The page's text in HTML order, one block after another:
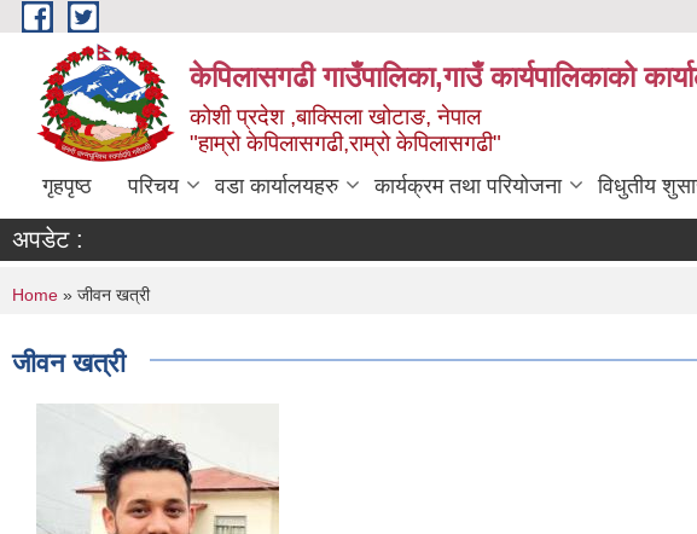
Skip to main content
केपिलासगढी गाउँपालिका,गाउँ कार्यपालिकाको
कोशी प्रदेश ,बाक्सिला खोटाङ, नेपाल
"हाम्रो केपिलासगढी,राम्रो केपिलासगढी"
गृहपृष्ठ परिचय वडा कार्यालयहरु कार्यक्रम तथा परियोजना विधुतीय
अपडेट :
You are here
Home » जीवन खत्री
जीवन खत्री